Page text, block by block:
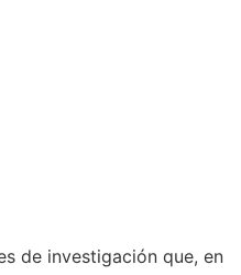
de investigación que, en